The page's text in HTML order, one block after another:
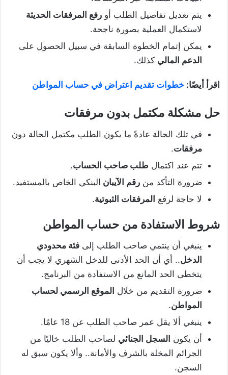
يتم تعديل تفاصيل الطلب أو رفع المرفقات الحديثة
لاستكمال العملية بصورة ناجحة.
يمكن إتمام الخطوة السابقة في سبيل الحصول على
الدعم المالي كذلك.
اقرأ أيضًا: خطوات تقديم اعتراض في حساب المواطن
حل مشكلة مكتمل بدون مرفقات
في تلك الحالة عادةً ما يكون الطلب مكتمل الحالة دون
مرفقات.
تتم عند اكتمال طلب صاحب الحساب.
ضرورة التأكد من رقم الآيبان البنكي الخاص بالمستفيد.
لا حاجة لرفع المرفقات الثبوتية.
شروط الاستفادة من حساب المواطن
ينبغي أن ينتمي صاحب الطلب إلى فئة محدودي
الدخل.. أي أن الحد الأدنى للدخل الشهري لا يجب أن
يتخطى الحد المانع من الاستفادة من البرنامج.
ضرورة التقديم من خلال الموقع الرسمي لحساب
المواطن.
ينبغي ألا يقل عمر صاحب الطلب عن 18 عامًا.
أن يكون السجل الجنائي لصاحب الطلب خاليًا من
الجرائم المخلة بالشرف والأمانة.. وألا يكون سبق له
السجن.